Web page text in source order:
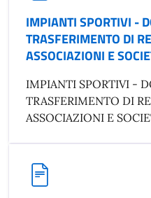
IMPIANTI SPORTIVI -
TRASFERIMENTO DI
ASSOCIAZIONI E
IMPIANTI SPORTIVI -
TRASFERIMENTO DI
ASSOCIAZIONI E